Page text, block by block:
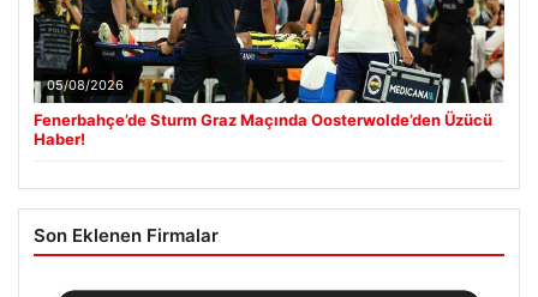
05/08/2026
Fenerbahçe’de Sturm Graz Maçında Oosterwolde’den Üzücü
Haber!
Son Eklenen Firmalar